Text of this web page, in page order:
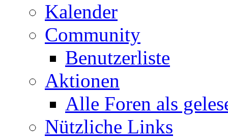
Kalender
Community
Benutzerliste
Aktionen
Alle Foren als
Nützliche Links